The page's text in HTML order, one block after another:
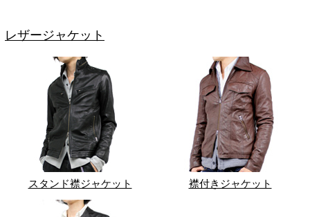
レザージャケット
スタンド襟ジャケット 襟付きジャケット